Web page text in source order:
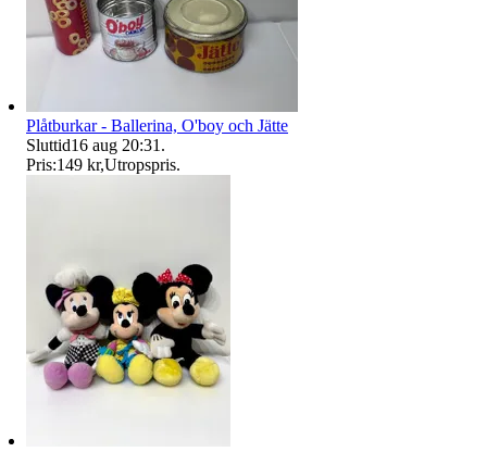
Plåtburkar - Ballerina, O'boy och Jätte
Sluttid16 aug 20:31 .
Pris:149 kr,Utropspris.